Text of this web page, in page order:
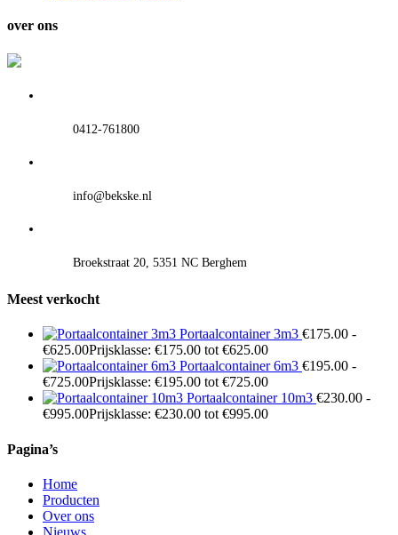
over ons
0412-761800
info@bekske.nl
Broekstraat 20, 5351 NC Berghem
Meest verkocht
Portaalcontainer 3m3 €175.00 -
€625.00Prijsklasse: €175.00 tot €625.00
Portaalcontainer 6m3 €195.00 -
€725.00Prijsklasse: €195.00 tot €725.00
Portaalcontainer 10m3 €230.00 -
€995.00Prijsklasse: €230.00 tot €995.00
Pagina’s
Home
Producten
Over ons
Nieuws